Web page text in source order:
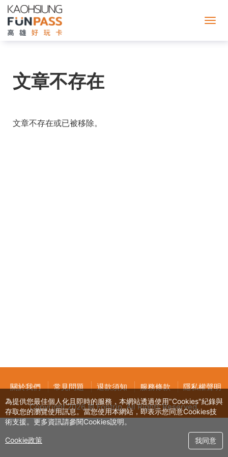
雄
も
文章不存在
文章不存在或已被移除。
關於我們 常見問題 退款須知 服務條款 隱私權聲明
Copyright 2026 © Fontrip,All RightsReserved.
為提供您最佳個人化且即時的服務，本網站透過使用"Cookies"紀錄與
存取您的瀏覽使用訊息。當您使用本網站，即表示您同意Cookies技
術支援。更多資訊請參閱Cookies說明。
我同意
Cookie政策